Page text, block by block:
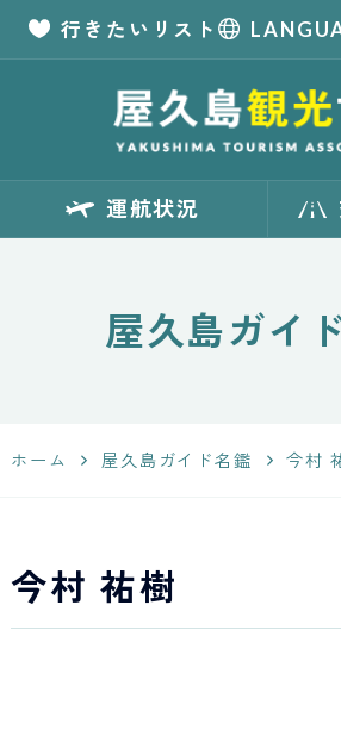
【公式】屋
遺産「屋久
行きたいリスト
運航状況
屋久島ガイ
ホーム 屋久島ガイド名鑑 今村
今村 祐樹